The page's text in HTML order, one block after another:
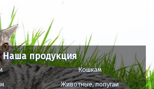
Наша продукция
Кошкам
Животные, попугаи